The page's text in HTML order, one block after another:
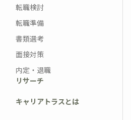
転職検討
転職準備
書類選考
面接対策
内定・退職
リサーチ
キャリアトラスとは